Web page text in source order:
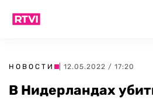
НОВОСТИ | 12.05.2022 / 17:20
В Нидерландах